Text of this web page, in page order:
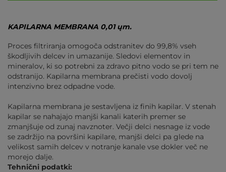
KAPILARNA MEMBRANA 0,01 ųm.
Proces filtriranja omogoča odstranitev do 99,8% vseh
škodljivih delcev in umazanije. Sledovi elementov in
mineralov, ki so potrebni za zdravo pitno vodo se pri tem ne
odstranijo. Kapilarna membrana prečisti vodo dovolj
intenzivno brez odpadne vode.
Kapilarna membrana je sestavljena iz finih kapilar. V stenah
kapilar se nahajajo manjši kanali katerih premer se
zmanjšuje od zunaj navznoter. Večji delci nesnage iz vode
se zadržijo na površini kapilare, manjši delci pa glede na
velikost samih delcev v notranje kanale vse dokler več ne
morejo dalje.
Tehnični podatki: